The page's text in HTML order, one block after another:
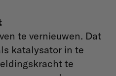
te vernieuwen. Dat
katalysator in te
te